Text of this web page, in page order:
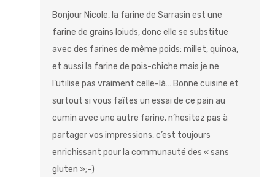
Bonjour Nicole, la farine de Sarrasin est une
farine de grains loiuds, donc elle se substitue
avec des farines de même poids: millet, quinoa,
et aussi la farine de pois-chiche mais je ne
l’utilise pas vraiment celle-là… Bonne cuisine et
surtout si vous faîtes un essai de ce pain au
cumin avec une autre farine, n’hesitez pas à
partager vos impressions, c’est toujours
enrichissant pour la communauté des « sans
gluten »;-)